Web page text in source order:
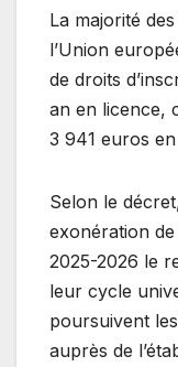
La majorité
l’Union
de droits
an en licence,
3 941 euros
Selon le
exonération de
2025-2026 le
leur cycle
poursuivent
auprès de